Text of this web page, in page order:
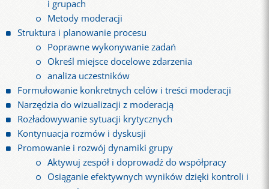
i grupach
Metody moderacji
Struktura i planowanie procesu
Poprawne wykonywanie zadań
Określ miejsce docelowe zdarzenia
analiza uczestników
Formułowanie konkretnych celów i treści moderacji
Narzędzia do wizualizacji z moderacją
Rozładowywanie sytuacji krytycznych
Kontynuacja rozmów i dyskusji
Promowanie i rozwój dynamiki grupy
Aktywuj zespół i doprowadź do współpracy
Osiąganie efektywnych wyników dzięki kontroli i